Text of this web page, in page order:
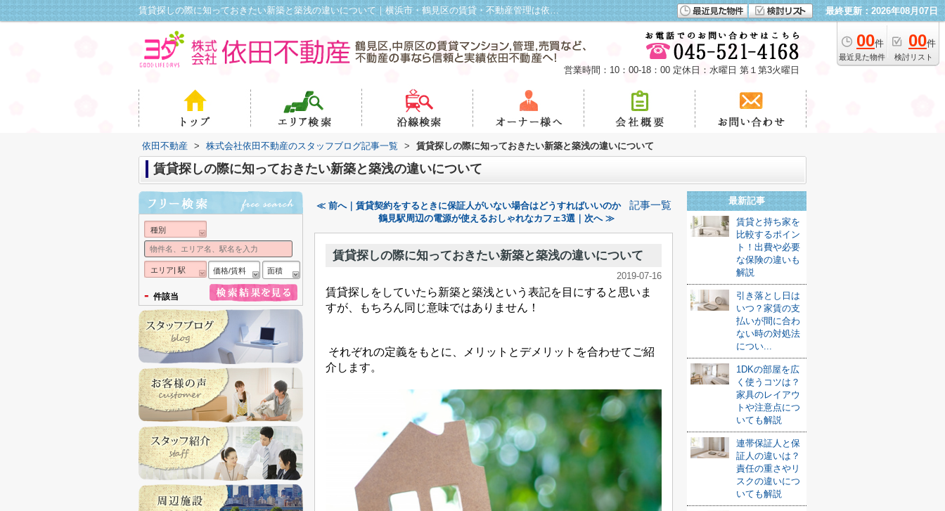
賃貸探しの際に知っておきたい新築と築浅の違いについて｜横浜市・鶴見区の賃貸・不動産管理は依田不動産 最終更新：2026年08月07日
00件
最近見た物件
00件
検討リスト
営業時間：10：00-18：00 定休日：水曜日 第１第3火曜日
依田不動産 > 株式会社依田不動産のスタッフブログ記事一覧 > 賃貸探しの際に知っておきたい新築と築浅の違いについて
賃貸探しの際に知っておきたい新築と築浅の違いについて
≪ 前へ｜賃貸契約をするときに保証人がいない場合はどうすればいいのか 記事一覧
鶴見駅周辺の電源が使えるおしゃれなカフェ3選｜次へ ≫
賃貸探しの際に知っておきたい新築と築浅の違いについて
2019-07-16
賃貸探しをしていたら新築と築浅という表記を目にすると思いま
すが、もちろん同じ意味ではありません！
それぞれの定義をもとに、メリットとデメリットを合わせてご紹
介します。
最新記事
賃貸と持ち家を
比較するポイン
ト！出費や必要
な保険の違いも
解説
引き落とし日は
いつ？家賃の支
払いが間に合わ
ない時の対処法
につい...
1DKの部屋を広
く使うコツは？
家具のレイアウ
トや注意点につ
いても解説
連帯保証人と保
証人の違いは？
責任の重さやリ
スクの違いにつ
いても解説
種別
エリア| 駅 価格/賃料 面積
- 件該当